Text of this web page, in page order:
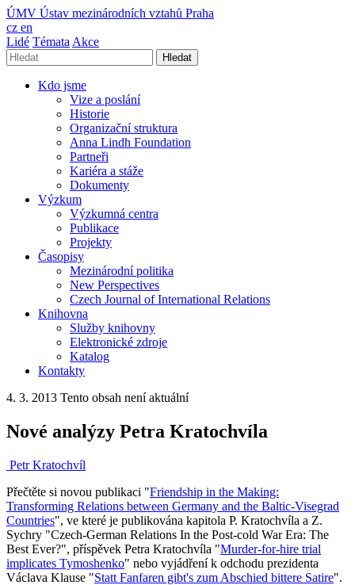
ÚMV Ústav mezinárodních vztahů Praha
cz en
Lidé Témata Akce
Hledat
Kdo jsme
Vize a poslání
Historie
Organizační struktura
Anna Lindh Foundation
Partneři
Kariéra a stáže
Dokumenty
Výzkum
Výzkumná centra
Publikace
Projekty
Časopisy
Mezinárodní politika
New Perspectives
Czech Journal of International Relations
Knihovna
Služby knihovny
Elektronické zdroje
Katalog
Kontakty
4. 3. 2013 Tento obsah není aktuální
Nové analýzy Petra Kratochvíla
Petr Kratochvíl
Přečtěte si novou publikaci "Friendship in the Making:
Transforming Relations between Germany and the Baltic-Visegrad
Countries", ve které je publikována kapitola P. Kratochvíla a Z.
Sychry "Czech-German Relations In the Post-cold War Era: The
Best Ever?", příspěvek Petra Kratochvíla "Murder-for-hire trial
implicates Tymoshenko" nebo vyjádření k odchodu prezidenta
Václava Klause "Statt Fanfaren gibt's zum Abschied bittere Satire".